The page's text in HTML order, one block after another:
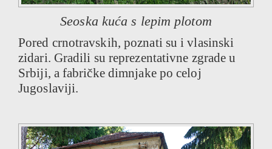
Seoska kuća s lepim plotom
Pored crnotravskih, poznati su i vlasinski
zidari. Gradili su reprezentativne zgrade u
Srbiji, a fabričke dimnjake po celoj
Jugoslaviji.